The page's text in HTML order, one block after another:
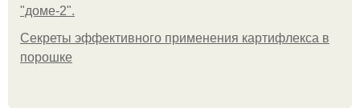
"доме-2".
Секреты эффективного применения картифлекса в
порошке